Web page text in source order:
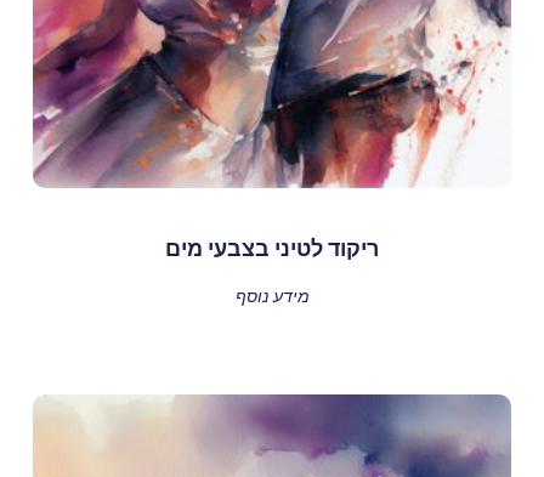
ריקוד לטיני בצבעי מים
מידע נוסף